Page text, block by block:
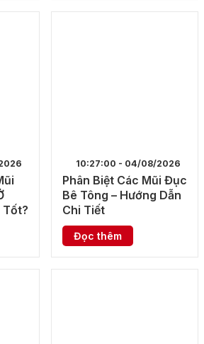
Tốt?
10:27:00 - 04/08/2026
Phân Biệt Các Mũi Đục
Bê Tông – Hướng Dẫn
Chi Tiết
Đọc thêm